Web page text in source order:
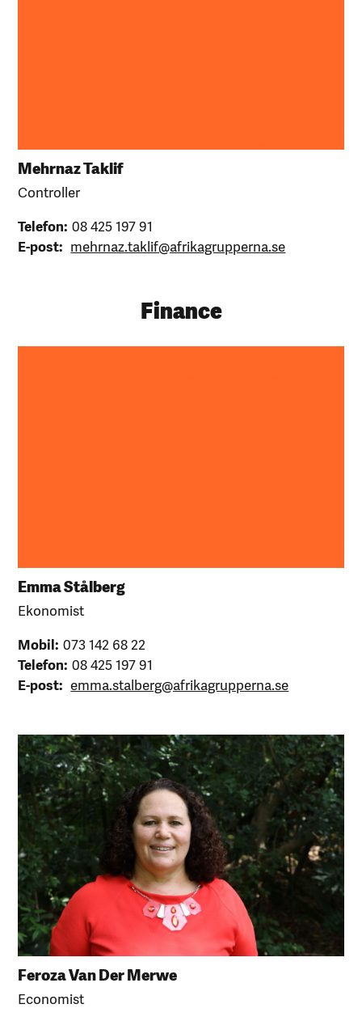
Mehrnaz Taklif
Controller
Telefon: 08 425 197 91
E-post: mehrnaz.taklif@afrikagrupperna.se
Finance
Emma Stålberg
Ekonomist
Mobil: 073 142 68 22
Telefon: 08 425 197 91
E-post: emma.stalberg@afrikagrupperna.se
Feroza Van Der Merwe
Economist